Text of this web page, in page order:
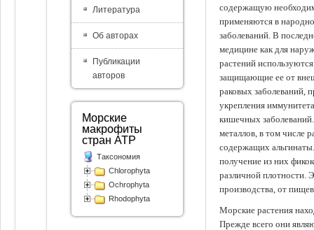
содержащую
применяются в
заболеваний. В
медицине как для
растений
защищающие ее от
раковых заболеваний,
укрепления
кишечных
металлов, в том числе
содержащих
получение из них
различной плотности.
производства, от
Морские растения
Прежде всего они
Литература
Об авторах
Публикации
авторов
Морские
макрофиты
стран АТР
Таксономия
Chlorophyta
Ochrophyta
Rhodophyta